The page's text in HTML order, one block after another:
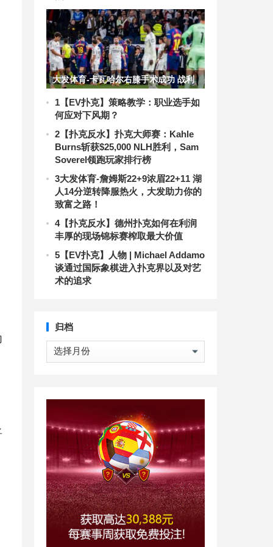
大发体育-卡瓦哈尔右膝手术成功 战利
物浦阿诺德迎首发，大发助力你的致富
之路！
1 【EV扑克】策略教学：职业选手如
何应对下风期？
2 【扑克反水】扑克大师赛：Kahle
Burns斩获$25,000 NLH胜利，Sam
Soverel领跑玩家排行榜
3大发体育-詹姆斯22+9浓眉22+11 湖
人14分逆转降服热火，大发助力你的
致富之路！
4【扑克反水】德州扑克如何在利润
丰厚的现场锦标赛榨取最大价值
5 【EV扑克】人物 | Michael Addamo
谈通过国际象棋进入扑克界以及对艺
术的追求
归档
归